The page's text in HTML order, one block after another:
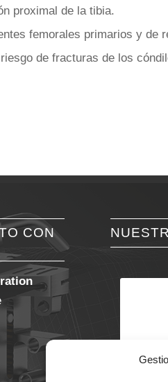
proximal de la tibia.
femorales primarios y de
de fracturas de los
CON